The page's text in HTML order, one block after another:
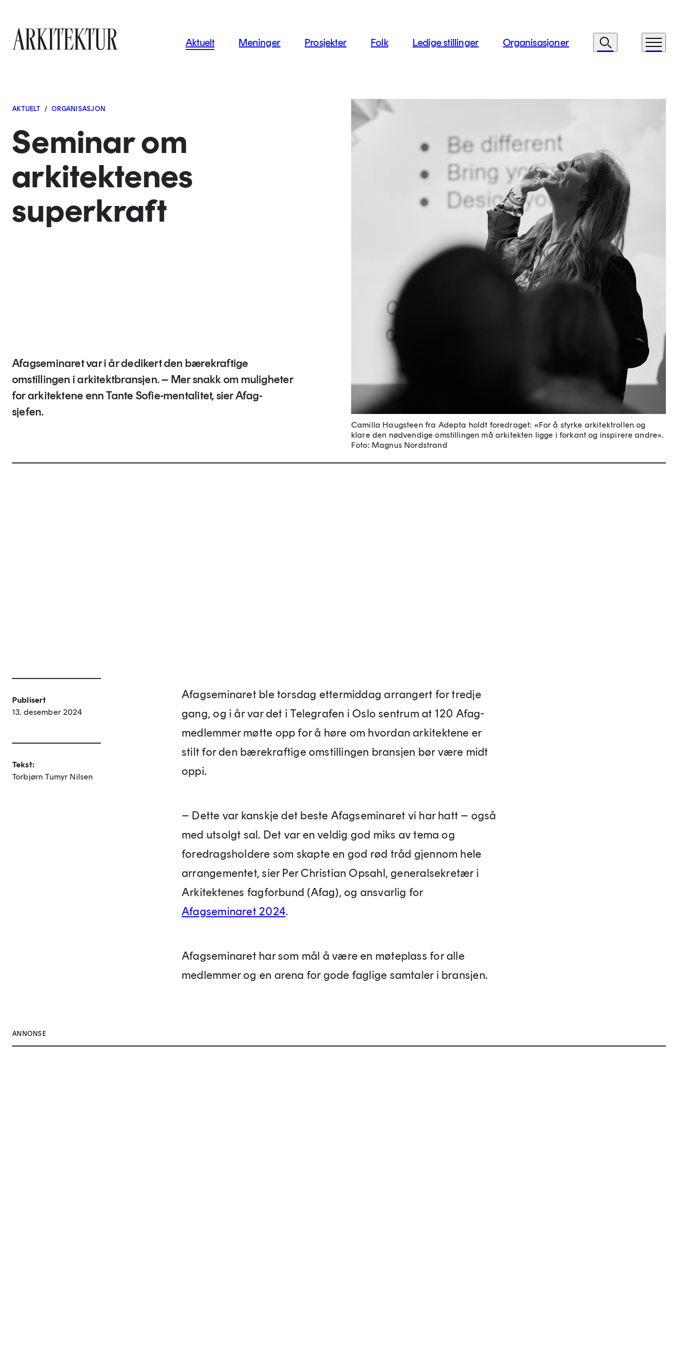
Aktuelt Meninger Prosjekter Folk Ledige stillinger Organisasjoner Søk Meny
AKTUELT / ORGANISASJON
Seminar om
arkitektenes
superkraft
Afagseminaret var i år dedikert den bærekraftige
omstillingen i arkitektbransjen. – Mer snakk om muligheter
for arkitektene enn Tante Sofie-mentalitet, sier Afag-
sjefen.
Camilla Haugsteen fra Adepta holdt foredraget: «For å styrke arkitektrollen og
klare den nødvendige omstillingen må arkitekten ligge i forkant og inspirere andre».
Foto: Magnus Nordstrand
Publisert
13. desember 2024
Tekst:
Torbjørn Tumyr Nilsen
Afagseminaret ble torsdag ettermiddag arrangert for tredje
gang, og i år var det i Telegrafen i Oslo sentrum at 120 Afag-
medlemmer møtte opp for å høre om hvordan arkitektene er
stilt for den bærekraftige omstillingen bransjen bør være midt
oppi.
– Dette var kanskje det beste Afagseminaret vi har hatt – også
med utsolgt sal. Det var en veldig god miks av tema og
foredragsholdere som skapte en god rød tråd gjennom hele
arrangementet, sier Per Christian Opsahl, generalsekretær i
Arkitektenes fagforbund (Afag), og ansvarlig for
Afagseminaret 2024.
Afagseminaret har som mål å være en møteplass for alle
medlemmer og en arena for gode faglige samtaler i bransjen.
ANNONSE